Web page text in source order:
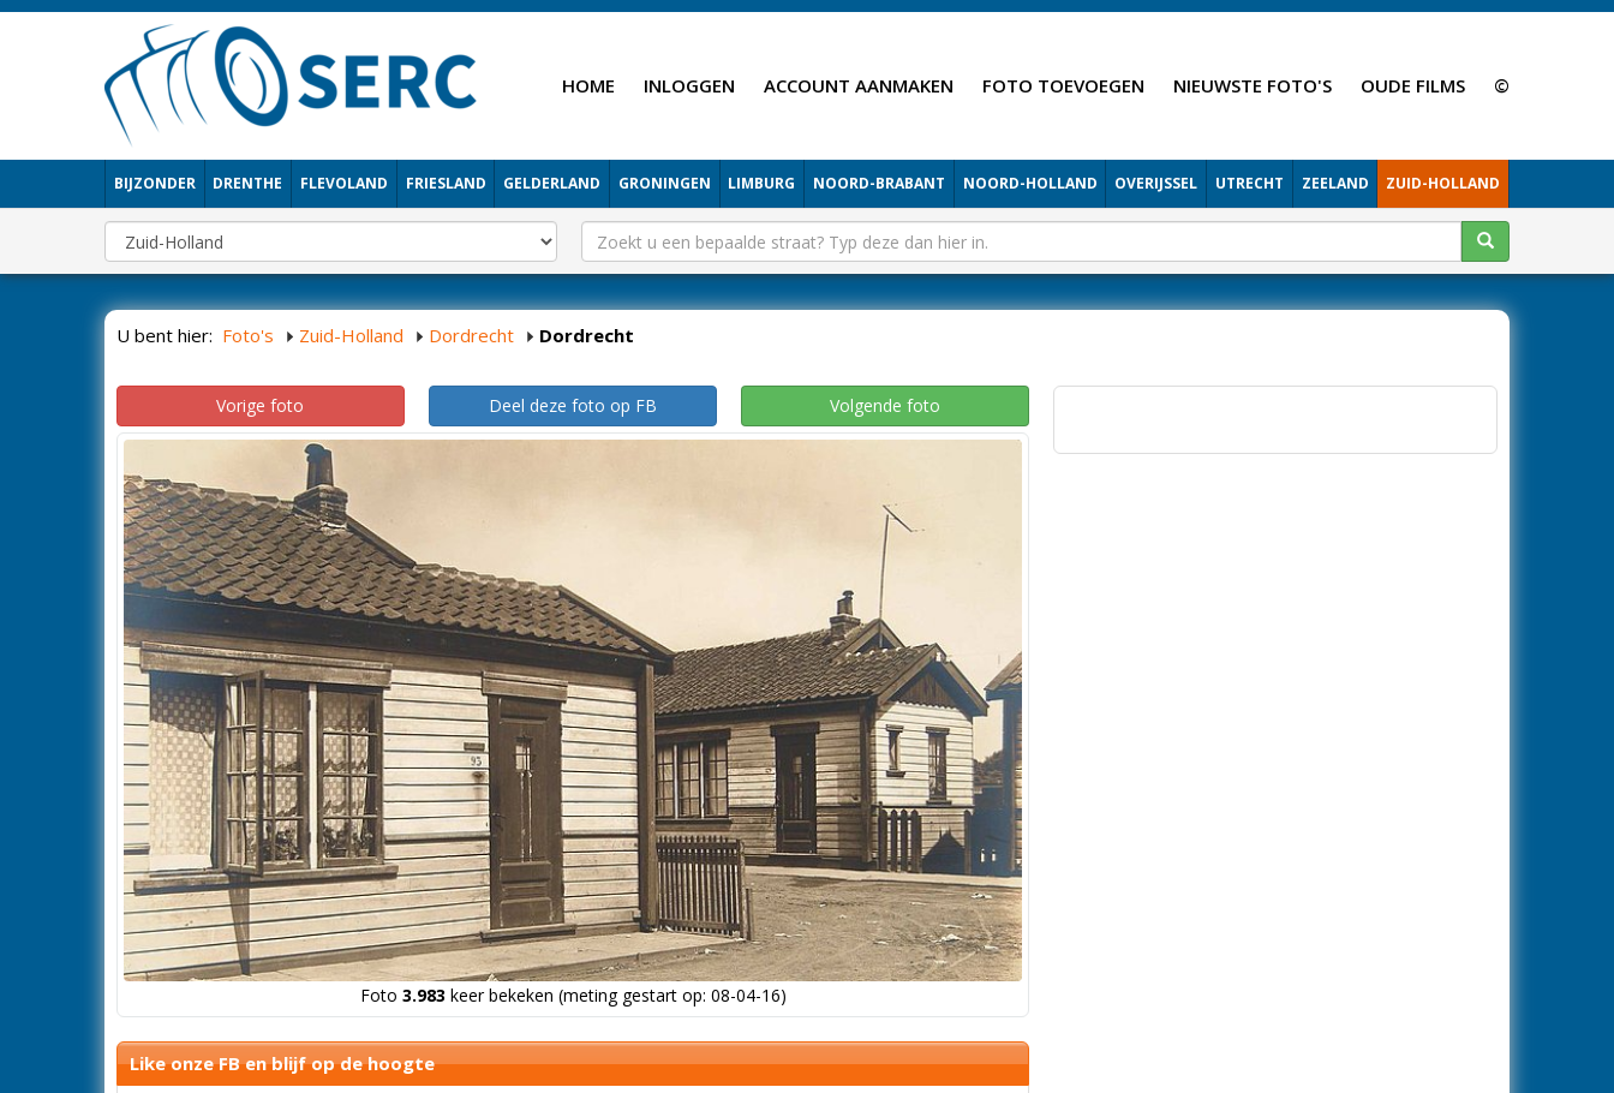
HOME INLOGGEN ACCOUNT AANMAKEN FOTO TOEVOEGEN NIEUWSTE FOTO'S OUDE FILMS ©
BIJZONDER DRENTHE FLEVOLAND FRIESLAND GELDERLAND GRONINGEN LIMBURG NOORD-BRABANT NOORD-HOLLAND OVERIJSSEL UTRECHT ZEELAND ZUID-HOLLAND
U bent hier: Foto's Zuid-Holland Dordrecht Dordrecht
Vorige foto Deel deze foto op FB Volgende foto
Foto 3.983 keer bekeken (meting gestart op: 08-04-16)
Like onze FB en blijf op de hoogte